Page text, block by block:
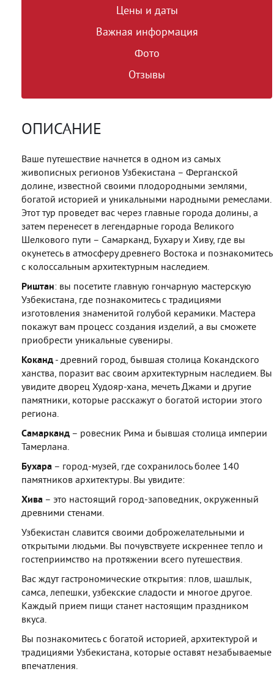
Цены и даты
Важная информация
Фото
Отзывы
ОПИСАНИЕ
Ваше путешествие начнется в одном из самых
живописных регионов Узбекистана – Ферганской
долине, известной своими плодородными землями,
богатой историей и уникальными народными ремеслами.
Этот тур проведет вас через главные города долины, а
затем перенесет в легендарные города Великого
Шелкового пути – Самарканд, Бухару и Хиву, где вы
окунетесь в атмосферу древнего Востока и познакомитесь
с колоссальным архитектурным наследием.
Риштан: вы посетите главную гончарную мастерскую
Узбекистана, где познакомитесь с традициями
изготовления знаменитой голубой керамики. Мастера
покажут вам процесс создания изделий, а вы сможете
приобрести уникальные сувениры.
Коканд - древний город, бывшая столица Кокандского
ханства, поразит вас своим архитектурным наследием. Вы
увидите дворец Худояр-хана, мечеть Джами и другие
памятники, которые расскажут о богатой истории этого
региона.
Самарканд – ровесник Рима и бывшая столица империи
Тамерлана.
Бухара – город-музей, где сохранилось более 140
памятников архитектуры. Вы увидите:
Хива – это настоящий город-заповедник, окруженный
древними стенами.
Узбекистан славится своими доброжелательными и
открытыми людьми. Вы почувствуете искреннее тепло и
гостеприимство на протяжении всего путешествия.
Вас ждут гастрономические открытия: плов, шашлык,
самса, лепешки, узбекские сладости и многое другое.
Каждый прием пищи станет настоящим праздником
вкуса.
Вы познакомитесь с богатой историей, архитектурой и
традициями Узбекистана, которые оставят незабываемые
впечатления.